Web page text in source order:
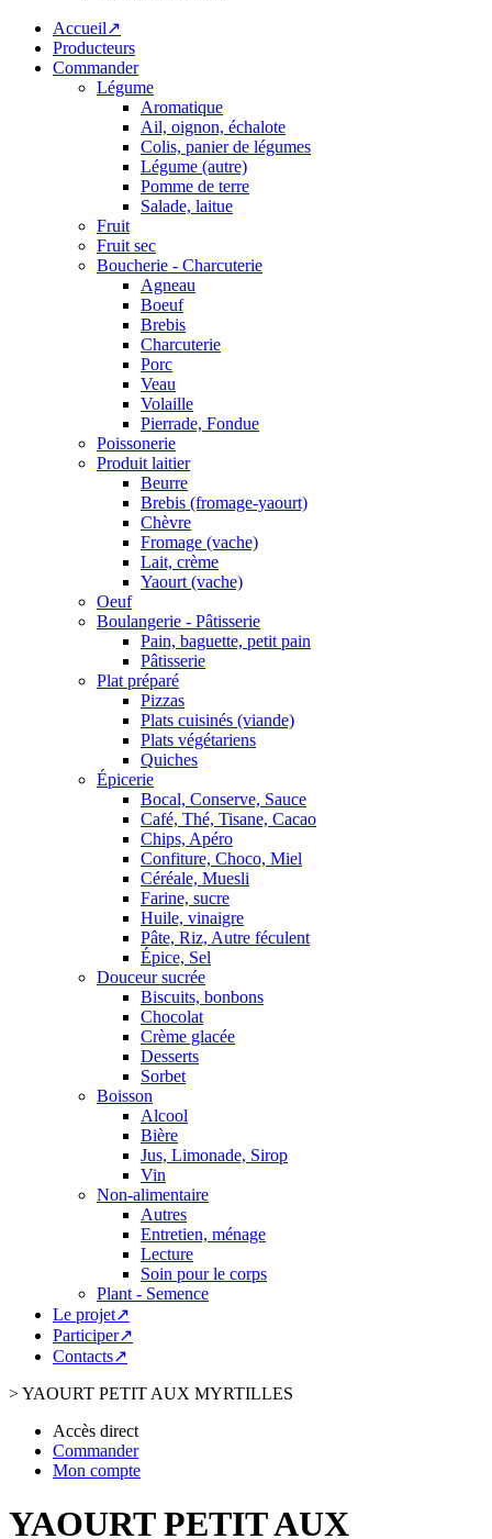
Accueil↗
Producteurs
Commander
Légume
Aromatique
Ail, oignon, échalote
Colis, panier de légumes
Légume (autre)
Pomme de terre
Salade, laitue
Fruit
Fruit sec
Boucherie - Charcuterie
Agneau
Boeuf
Brebis
Charcuterie
Porc
Veau
Volaille
Pierrade, Fondue
Poissonerie
Produit laitier
Beurre
Brebis (fromage-yaourt)
Chèvre
Fromage (vache)
Lait, crème
Yaourt (vache)
Oeuf
Boulangerie - Pâtisserie
Pain, baguette, petit pain
Pâtisserie
Plat préparé
Pizzas
Plats cuisinés (viande)
Plats végétariens
Quiches
Épicerie
Bocal, Conserve, Sauce
Café, Thé, Tisane, Cacao
Chips, Apéro
Confiture, Choco, Miel
Céréale, Muesli
Farine, sucre
Huile, vinaigre
Pâte, Riz, Autre féculent
Épice, Sel
Douceur sucrée
Biscuits, bonbons
Chocolat
Crème glacée
Desserts
Sorbet
Boisson
Alcool
Bière
Jus, Limonade, Sirop
Vin
Non-alimentaire
Autres
Entretien, ménage
Lecture
Soin pour le corps
Plant - Semence
Le projet↗
Participer↗
Contacts↗
>YAOURT PETIT AUX MYRTILLES
Accès direct
Commander
Mon compte
YAOURT PETIT AUX